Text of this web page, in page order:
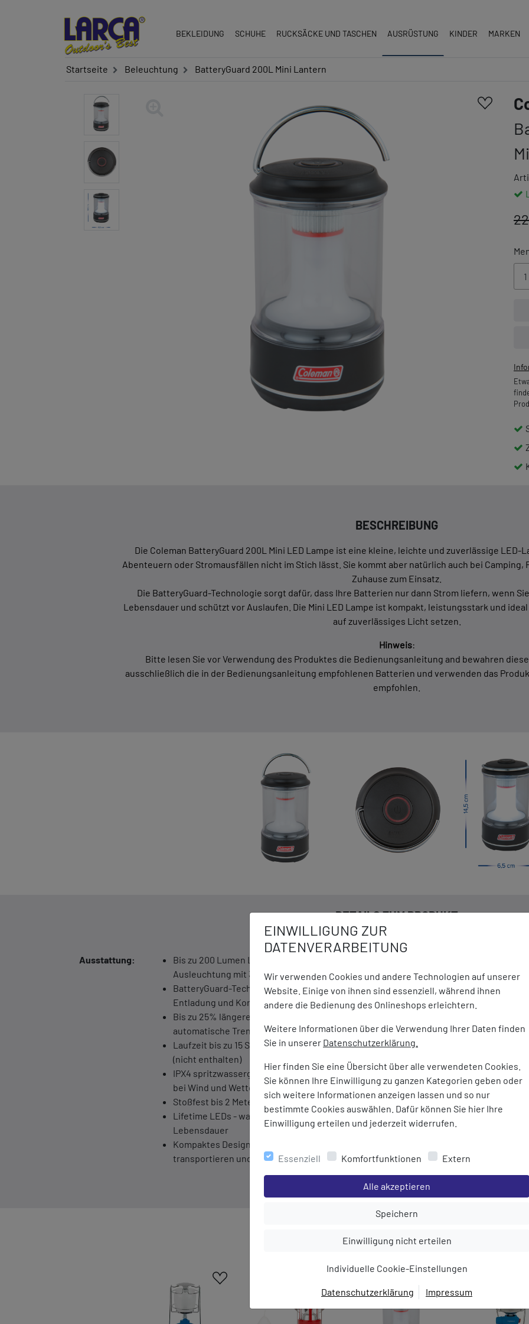
EINWILLIGUNG ZUR
DATENVERARBEITUNG
Wir verwenden Cookies und andere Technologien auf unserer
Website. Einige von ihnen sind essenziell, während ihnen
andere die Bedienung des Onlineshops erleichtern.
Weitere Informationen über die Verwendung Ihrer Daten finden
Sie in unserer Datenschutzerklärung.
Hier finden Sie eine Übersicht über alle verwendeten Cookies.
Sie können Ihre Einwilligung zu ganzen Kategorien geben oder
sich weitere Informationen anzeigen lassen und so nur
bestimmte Cookies auswählen. Dafür können Sie hier Ihre
Einwilligung erteilen und jederzeit widerrufen.
Essenziell Komfortfunktionen Extern
Einstellungen speichern für die Gruppe
Alle akzeptieren
Einstellungen speichern für die
Speichern
Einstellungen speichern für die Gruppe
Einwilligung nicht erteilen
Individuelle Cookie-Einstellungen
Datenschutzerklärung Impressum
EINWILLIGUNG ZUR
BEKLEIDUNG SCHUHE RUCKSÄCKE UND TASCHEN AUSRÜSTUNG KINDER MARKEN
Startseite Beleuchtung BatteryGuard 200L Mini Lantern
BESCHREIBUNG
Die Coleman BatteryGuard 200L Mini LED Lampe ist eine kleine, leichte und zuverlässige LED-
Abenteuern oder Stromausfällen nicht im Stich lässt. Sie kommt aber natürlich auch bei Camping,
Zuhause zum Einsatz.
Die BatteryGuard-Technologie sorgt dafür, dass Ihre Batterien nur dann Strom liefern, wenn
Lebensdauer und schützt vor Auslaufen. Die Mini LED Lampe ist kompakt, leistungsstark und
auf zuverlässiges Licht setzen.
Hinweis:
Bitte lesen Sie vor Verwendung des Produktes die Bedienungsanleitung and bewahren
ausschließlich die in der Bedienungsanleitung empfohlenen Batterien und verwenden das
empfohlen.
DETAILS ZUM PRODUKT
Ausstattung:
Bis zu 200 Lumen Lichtleistung - für helle
Ausleuchtung mit 360° Rundumlicht
BatteryGuard-Technologie - schützt dieBatterien vor
Entladung und Korrosion
Bis zu 25% längere Batterielaufzeit - durch
automatische Trennung vom Stromkreis
Laufzeit bis zu 15 Stunden - mit nur 4 AA-Batterien
(nicht enthalten)
IPX4 spritzwassergeschützt - ideal für den Einsatz
bei Wind und Wetter
Stoßfest bis 2 Meter (auf Erde) - robust und langlebig
Lifetime LEDs - wartungsfrei mit 40.000 Stunden
Lebensdauer
Kompaktes Design mit Tragegriff - leicht zu
transportieren und aufzuhängen
Material:
Maße:
8 x 12,5 cm
MEHR AUS DER KATEGORIE